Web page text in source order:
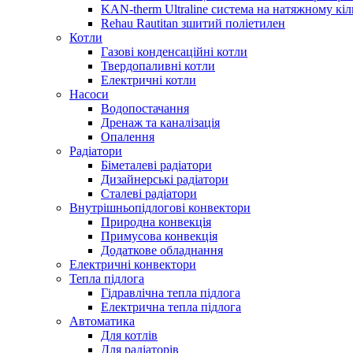
KAN-therm Ultraline система на натяжному
Rehau Rautitan зшитий поліетилен
Котли
Газові конденсаційні котли
Твердопаливні котли
Електричні котли
Насоси
Водопостачання
Дренаж та каналізація
Опалення
Радіатори
Біметалеві радіатори
Дизайнерські радіатори
Сталеві радіатори
Внутрішньопідлогові конвектори
Природна конвекція
Примусова конвекція
Додаткове обладнання
Електричні конвектори
Тепла підлога
Гідравлічна тепла підлога
Електрична тепла підлога
Автоматика
Для котлів
Для радіаторів